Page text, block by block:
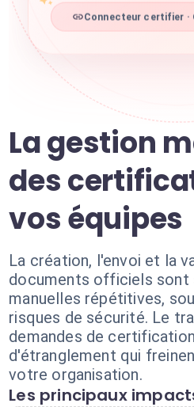
Connecteur certifier ·
La gestion
des
vos équipes
La création, l'envoi et la
documents officiels sont
manuelles répétitives,
risques de sécurité. Le
demandes de
d'étranglement qui
votre organisation.
Les principaux